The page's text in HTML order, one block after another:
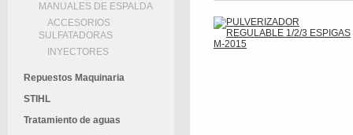
MANUALES DE ESPALDA
ACCESORIOS
SULFATADORAS
INYECTORES
Repuestos Maquinaria
STIHL
Tratamiento de aguas